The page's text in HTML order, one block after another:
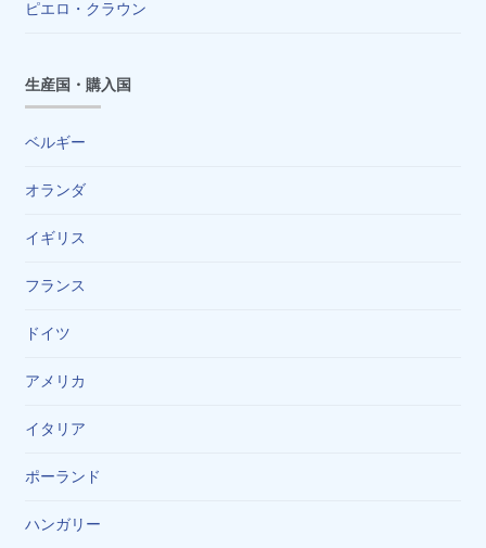
ピエロ・クラウン
生産国・購入国
ベルギー
オランダ
イギリス
フランス
ドイツ
アメリカ
イタリア
ポーランド
ハンガリー